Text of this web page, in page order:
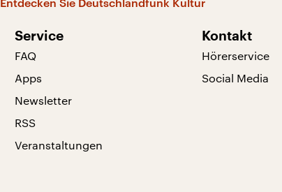
Service
FAQ
Apps
Newsletter
RSS
Veranstaltungen
Kontakt
Hörerservice
Social Media